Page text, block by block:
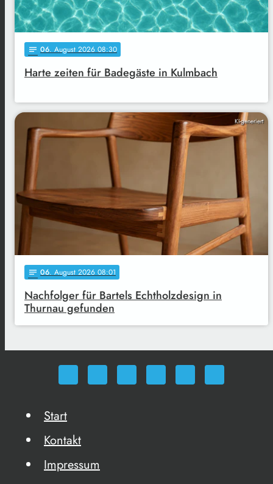
notes 06. August 2026 08:30
Harte zeiten für Badegäste in Kulmbach
KI-generiert
notes 06. August 2026 08:01
Nachfolger für Bartels Echtholzdesign in
Thurnau gefunden
Start
Kontakt
Impressum